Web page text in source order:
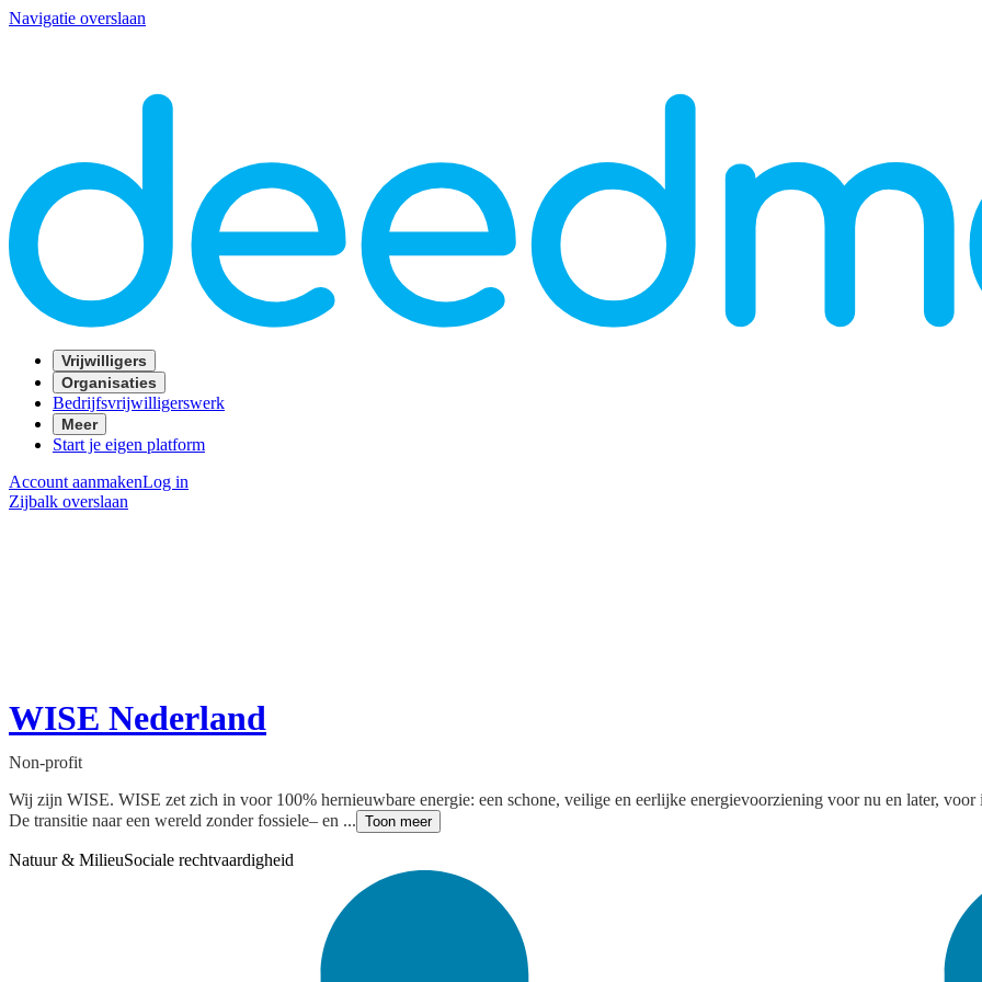
Navigatie overslaan
Vrijwilligers
Organisaties
Bedrijfsvrijwilligerswerk
Meer
Start je eigen platform
Account aanmakenLog in
Zijbalk overslaan
WISE Nederland
Non-profit
Wij zijn WISE. WISE zet zich in voor 100% hernieuwbare energie: een schone, veilige en eerlijke energievoorziening voor nu en later, voor
De transitie naar een wereld zonder fossiele– en ... Toon meer
Natuur & MilieuSociale rechtvaardigheid